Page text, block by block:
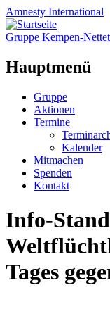
Amnesty International
Gruppe Kempen-
Hauptmenü
Zum
Inhalt
springen
Gruppe
Aktionen
Termine
Kalender
Mitmachen
Spenden
Kontakt
Info-
Tages